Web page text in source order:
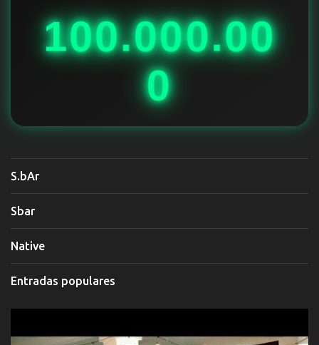
100.000.00
0
S.bAr
Sbar
Native
Entradas populares